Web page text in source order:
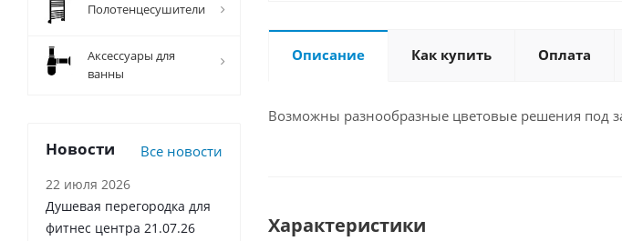
Описание Как купить Оплата
Возможны разнообразные цветовые решения под
Характеристики
Полотенцесушители
Аксессуары для
ванны
Новости Все новости
22 июля 2026
Душевая перегородка для
фитнес центра 21.07.26